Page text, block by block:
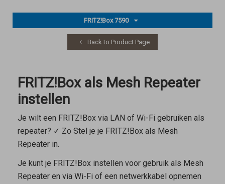
FRITZ!Box 7590
Back to Product Page
FRITZ!Box als Mesh Repeater
instellen
Je wilt een FRITZ!Box via LAN of Wi-Fi gebruiken als
repeater? ✓ Zo Stel je je FRITZ!Box als Mesh
Repeater in.
Je kunt je FRITZ!Box instellen voor gebruik als Mesh
Repeateren via Wi-Fi of een netwerkkabel opnemen